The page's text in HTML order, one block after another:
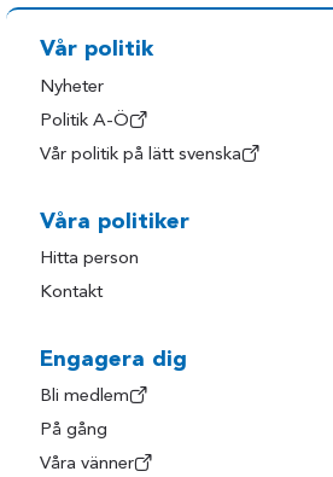
Vår politik
Nyheter
Politik A-Ö
Vår politik på lätt svenska
Våra politiker
Hitta person
Kontakt
Engagera dig
Bli medlem
På gång
Våra vänner